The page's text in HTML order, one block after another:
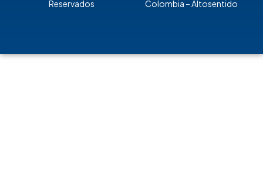
Reservados
Colombia – Altosentido